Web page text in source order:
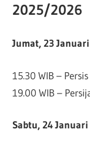
2025/2026
Jumat, 23
15.30 WIB –
19.00 WIB –
Sabtu, 24